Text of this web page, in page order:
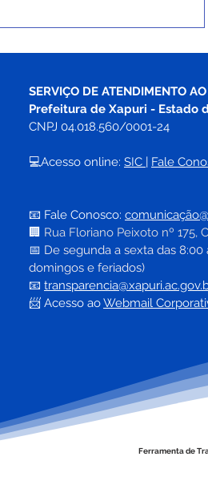
XAPURI
SERVIÇO DE ATENDIMENTO
Prefeitura de Xapuri - Estado
CNPJ 04.018.560/0001-24
💻Acesso online: SIC | Fale
📧 Fale Conosco:
🏢 Rua Floriano Peixoto nº 175,
📅 De segunda a sexta das 8:00
domingos e feriados)
📧
📨 Acesso ao Webmail
Ferramenta de